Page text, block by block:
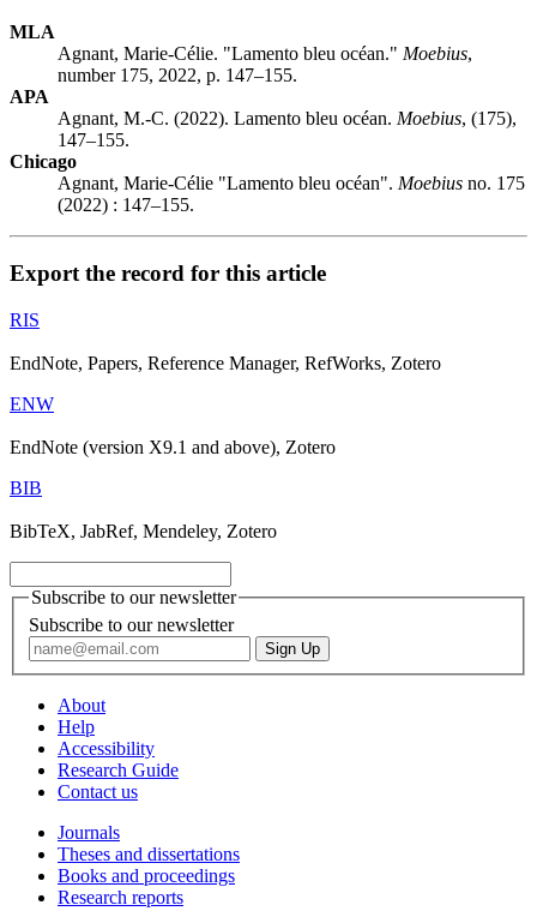
MLA
Agnant, Marie-Célie. "Lamento bleu océan." Moebius,
number 175, 2022, p. 147–155.
APA
Agnant, M.-C. (2022). Lamento bleu océan. Moebius, (175),
147–155.
Chicago
Agnant, Marie-Célie "Lamento bleu océan". Moebius no. 175
(2022) : 147–155.
Export the record for this article
RIS
EndNote, Papers, Reference Manager, RefWorks, Zotero
ENW
EndNote (version X9.1 and above), Zotero
BIB
BibTeX, JabRef, Mendeley, Zotero
Subscribe to our newsletter
Subscribe to our newsletter
About
Help
Accessibility
Research Guide
Contact us
Journals
Theses and dissertations
Books and proceedings
Research reports